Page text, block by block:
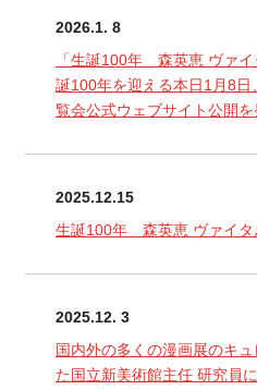
2026.1. 8
「生誕100年 森英恵 ヴァイ
誕100年を迎える本日1月8
覧会公式ウェブサイト公開を
2025.12.15
生誕100年 森英恵 ヴァイタ
2025.12. 3
国内外の多くの漫画展のキ
た国立新美術館主任 研究員